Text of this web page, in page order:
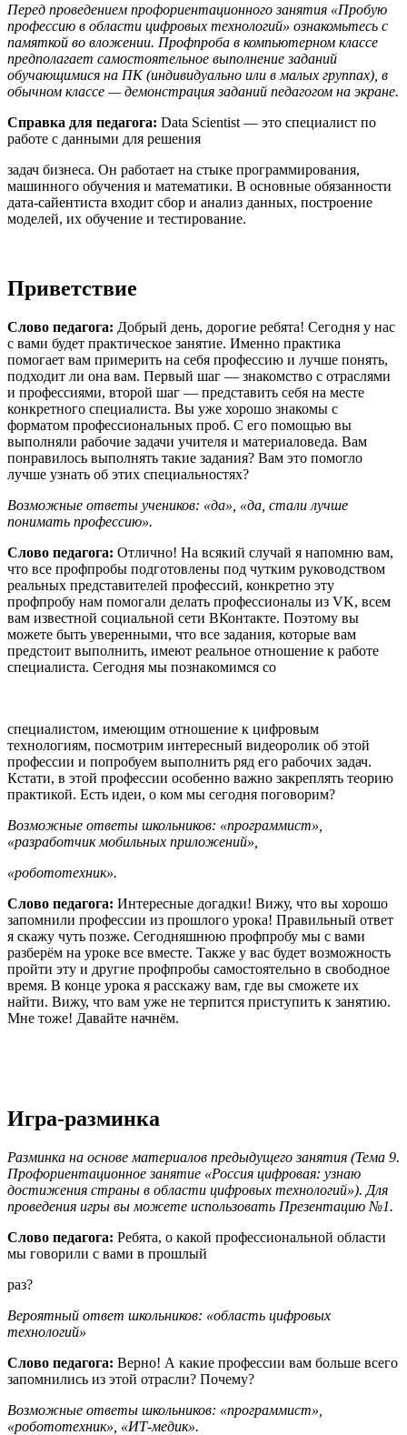
Перед проведением профориентационного занятия «Пробую
профессию в области цифровых технологий» ознакомьтесь с
памяткой во вложении. Профпроба в компьютерном классе
предполагает самостоятельное выполнение заданий
обучающимися на ПК (индивидуально или в малых группах), в
обычном классе — демонстрация заданий педагогом на экране.
Справка для педагога: Data Scientist — это специалист по
работе с данными для решения
задач бизнеса. Он работает на стыке программирования,
машинного обучения и математики. В основные обязанности
дата-сайентиста входит сбор и анализ данных, построение
моделей, их обучение и тестирование.
Приветствие
Слово педагога: Добрый день, дорогие ребята! Сегодня у нас
с вами будет практическое занятие. Именно практика
помогает вам примерить на себя профессию и лучше понять,
подходит ли она вам. Первый шаг — знакомство с отраслями
и профессиями, второй шаг — представить себя на месте
конкретного специалиста. Вы уже хорошо знакомы с
форматом профессиональных проб. С его помощью вы
выполняли рабочие задачи учителя и материаловеда. Вам
понравилось выполнять такие задания? Вам это помогло
лучше узнать об этих специальностях?
Возможные ответы учеников: «да», «да, стали лучше
понимать профессию».
Слово педагога: Отлично! На всякий случай я напомню вам,
что все профпробы подготовлены под чутким руководством
реальных представителей профессий, конкретно эту
профпробу нам помогали делать профессионалы из VK, всем
вам известной социальной сети ВКонтакте. Поэтому вы
можете быть уверенными, что все задания, которые вам
предстоит выполнить, имеют реальное отношение к работе
специалиста. Сегодня мы познакомимся со
специалистом, имеющим отношение к цифровым
технологиям, посмотрим интересный видеоролик об этой
профессии и попробуем выполнить ряд его рабочих задач.
Кстати, в этой профессии особенно важно закреплять теорию
практикой. Есть идеи, о ком мы сегодня поговорим?
Возможные ответы школьников: «программист»,
«разработчик мобильных приложений»,
«робототехник».
Слово педагога: Интересные догадки! Вижу, что вы хорошо
запомнили профессии из прошлого урока! Правильный ответ
я скажу чуть позже. Сегодняшнюю профпробу мы с вами
разберём на уроке все вместе. Также у вас будет возможность
пройти эту и другие профпробы самостоятельно в свободное
время. В конце урока я расскажу вам, где вы сможете их
найти. Вижу, что вам уже не терпится приступить к занятию.
Мне тоже! Давайте начнём.
Игра-разминка
Разминка на основе материалов предыдущего занятия (Тема 9.
Профориентационное занятие «Россия цифровая: узнаю
достижения страны в области цифровых технологий»). Для
проведения игры вы можете использовать Презентацию №1.
Слово педагога: Ребята, о какой профессиональной области
мы говорили с вами в прошлый
раз?
Вероятный ответ школьников: «область цифровых
технологий»
Слово педагога: Верно! А какие профессии вам больше всего
запомнились из этой отрасли? Почему?
Возможные ответы школьников: «программист»,
«робототехник», «ИТ-медик».